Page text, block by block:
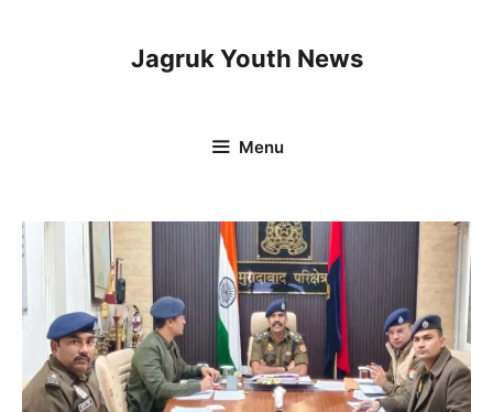
Jagruk Youth News
Menu